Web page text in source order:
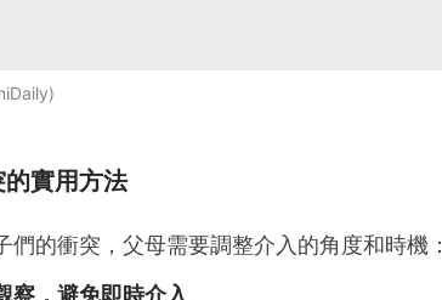
實用方法
們的衝突，父母需要調整介入的角度和時機：
察，避免即時介入